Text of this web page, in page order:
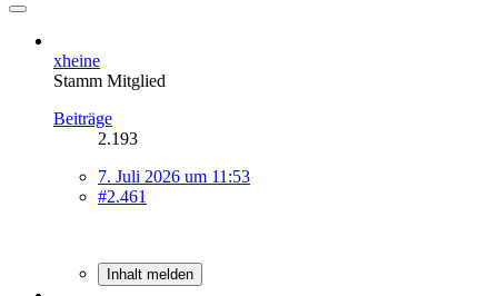
xheine
Stamm Mitglied
Beiträge
2.193
7. Juli 2026 um 11:53
#2.461
Inhalt melden